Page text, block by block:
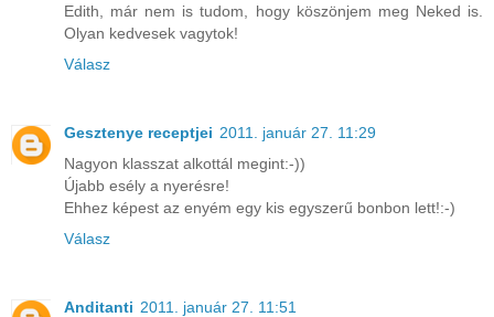
Edith, már nem is tudom, hogy köszönjem meg Neked is.
Olyan kedvesek vagytok!
Válasz
Gesztenye receptjei 2011. január 27. 11:29
Nagyon klasszat alkottál megint:-))
Újabb esély a nyerésre!
Ehhez képest az enyém egy kis egyszerű bonbon lett!:-)
Válasz
Anditanti 2011. január 27. 11:51